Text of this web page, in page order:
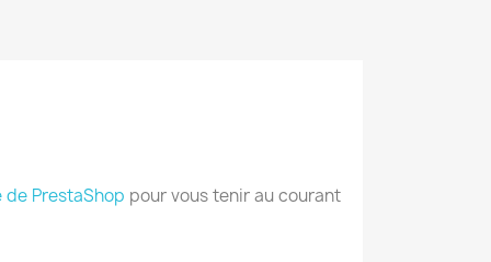
PrestaShop pour vous tenir au courant